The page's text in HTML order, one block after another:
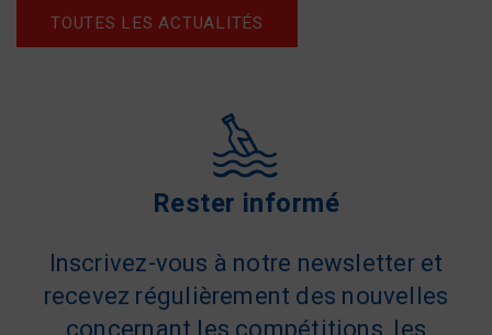
TOUTES LES ACTUALITÉS
Rester informé
Inscrivez-vous à notre newsletter et
recevez régulièrement des nouvelles